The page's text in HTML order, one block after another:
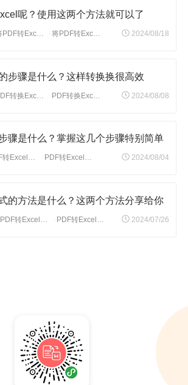
呢？使用这两个方法就可以了
将PDF转Excel文件 将PDF转Excel文档 2024/08/18
步骤是什么？这样转换换很高效
2024/08/08
骤是什么？掌握这几个步骤特别简单
PDF转Excel文件 PDF转Excel格式 2024/08/04
的方法是什么？这两个方法分享给你
PDF转Excel格式工具 PDF转Excel怎么转 2024/07/26